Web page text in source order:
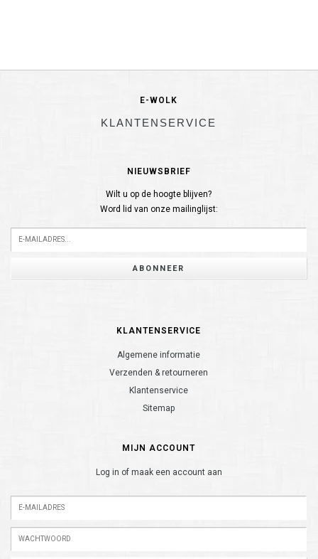
E-WOLK
KLANTENSERVICE
NIEUWSBRIEF
Wilt u op de hoogte blijven?
Word lid van onze mailinglijst:
ABONNEER
KLANTENSERVICE
Algemene informatie
Verzenden & retourneren
Klantenservice
Sitemap
MIJN ACCOUNT
Log in of maak een account aan